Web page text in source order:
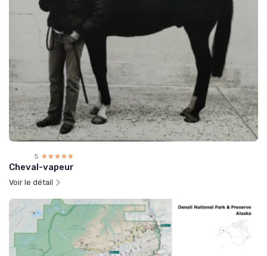
5 ☆☆☆☆☆
★★★★★
Cheval-vapeur
Voir le détail